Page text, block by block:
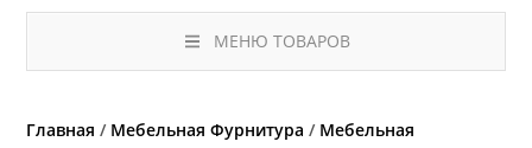
МЕНЮ ТОВАРОВ
Главная / Мебельная Фурнитура / Мебельная